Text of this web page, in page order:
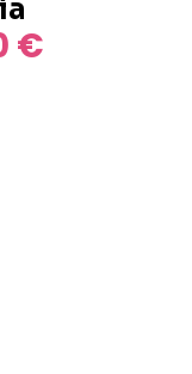
€El